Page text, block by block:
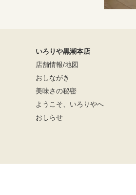
いろりや黒潮本店
店舗情報/地図
おしながき
美味さの秘密
ようこそ、いろりやへ
おしらせ